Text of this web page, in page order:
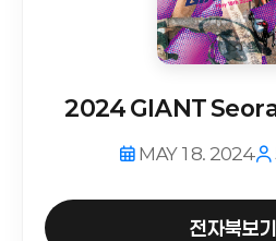
2024 GIANT
MAY 18. 2024
전자북보기